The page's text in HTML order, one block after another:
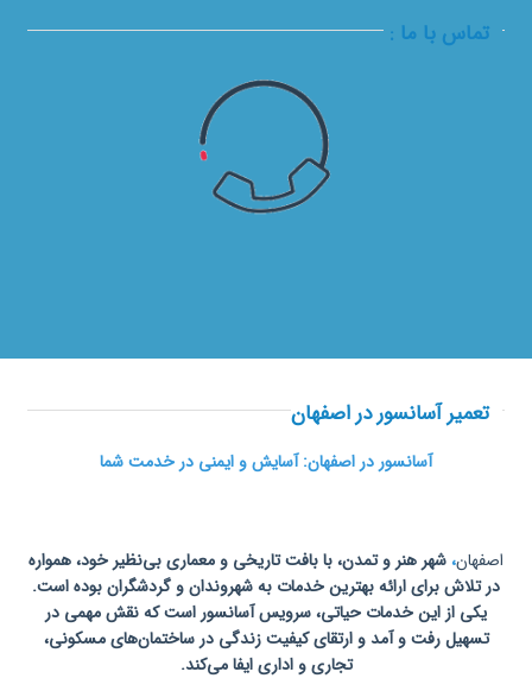
تماس با ما :
تعمیر آسانسور در اصفهان
آسانسور در اصفهان: آسایش و ایمنی در خدمت شما
اصفهان،شهر هنر و تمدن، با بافت تاریخی و معماری بی‌نظیر خود، همواره
در تلاش برای ارائه بهترین خدمات به شهروندان و گردشگران بوده است.
یکی از این خدمات حیاتی، سرویس آسانسور است که نقش مهمی در
تسهیل رفت و آمد و ارتقای کیفیت زندگی در ساختمان‌های مسکونی،
تجاری و اداری ایفا می‌کند.